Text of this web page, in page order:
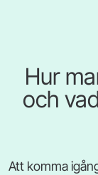
Hur
och
Att komma